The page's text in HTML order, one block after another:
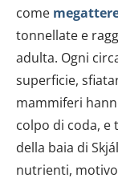
come
tonnellate e
adulta. Ogni
superficie,
mammiferi
colpo di coda, e
della baia di
nutrienti,